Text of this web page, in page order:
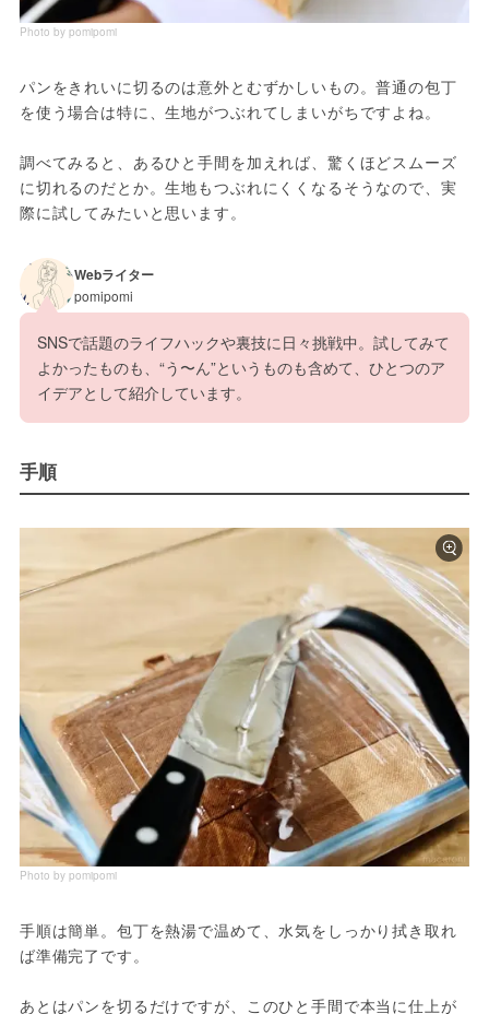
Photo by pomipomi
パンをきれいに切るのは意外とむずかしいもの。普通の包丁
を使う場合は特に、生地がつぶれてしまいがちですよね。
調べてみると、あるひと手間を加えれば、驚くほどスムーズ
に切れるのだとか。生地もつぶれにくくなるそうなので、実
際に試してみたいと思います。
Webライター
pomipomi
SNSで話題のライフハックや裏技に日々挑戦中。試してみて
よかったものも、“う〜ん”というものも含めて、ひとつのア
イデアとして紹介しています。
手順
Photo by pomipomi
手順は簡単。包丁を熱湯で温めて、水気をしっかり拭き取れ
ば準備完了です。
あとはパンを切るだけですが、このひと手間で本当に仕上が